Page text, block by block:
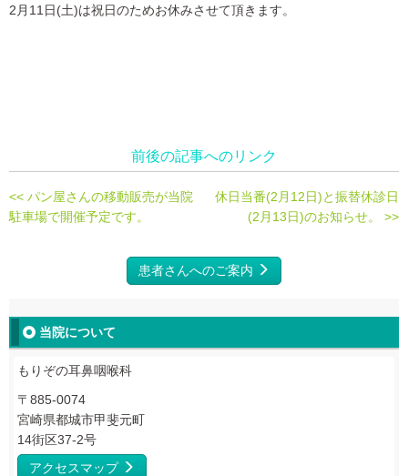
2月11日(土)は祝日のためお休みさせて頂きます。
前後の記事へのリンク
<< パン屋さんの移動販売が当院
駐車場で開催予定です。
休日当番(2月12日)と振替休診日
(2月13日)のお知らせ。 >>
患者さんへのご案内
当院について
もりぞの耳鼻咽喉科
〒885-0074
宮崎県都城市甲斐元町
14街区37-2号
アクセスマップ